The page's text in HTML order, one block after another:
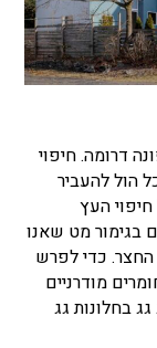
דרומה. חיפוי
הול להעביר
העץ
בגימור מט שאנו
החצר. כדי לפרש
מודרניים
בחלונות גג